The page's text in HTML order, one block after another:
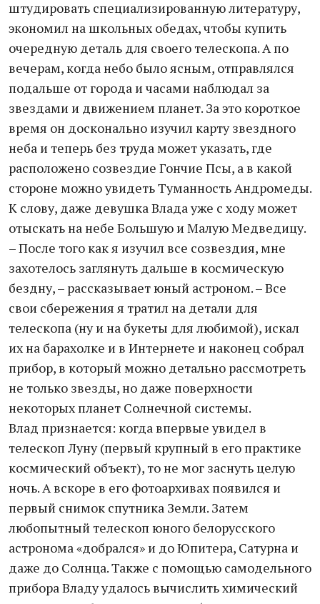
штудировать специализированную литературу,
экономил на школьных обедах, чтобы купить
очередную деталь для своего телескопа. А по
вечерам, когда небо было ясным, отправлялся
подальше от города и часами наблюдал за
звездами и движением планет. За это короткое
время он досконально изучил карту звездного
неба и теперь без труда может указать, где
расположено созвездие Гончие Псы, а в какой
стороне можно увидеть Туманность Андромеды.
К слову, даже девушка Влада уже с ходу может
отыскать на небе Большую и Малую Медведицу.
– После того как я изучил все созвездия, мне
захотелось заглянуть дальше в космическую
бездну, – рассказывает юный астроном. – Все
свои сбережения я тратил на детали для
телескопа (ну и на букеты для любимой), искал
их на барахолке и в Интернете и наконец собрал
прибор, в который можно детально рассмотреть
не только звезды, но даже поверхности
некоторых планет Солнечной системы.
Влад признается: когда впервые увидел в
телескоп Луну (первый крупный в его практике
космический объект), то не мог заснуть целую
ночь. А вскоре в его фотоархивах появился и
первый снимок спутника Земли. Затем
любопытный телескоп юного белорусского
астронома «добрался» и до Юпитера, Сатурна и
даже до Солнца. Также с помощью самодельного
прибора Владу удалось вычислить химический